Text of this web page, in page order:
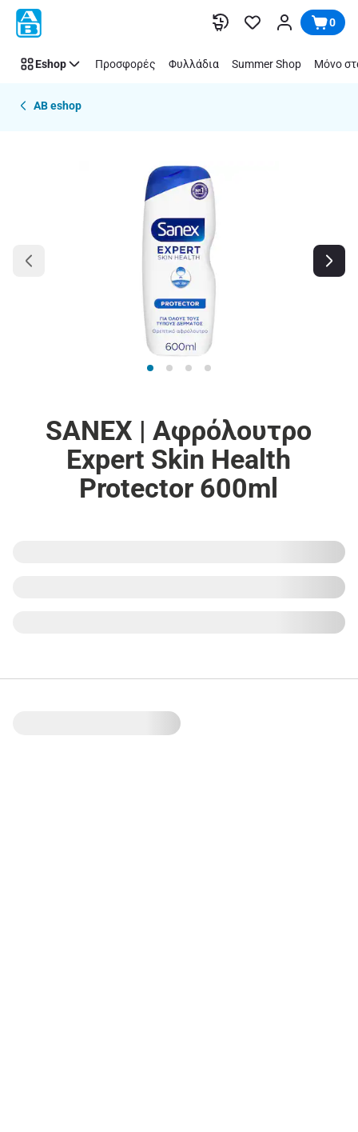
Παράλειψη 0
Eshop Προσφορές Φυλλάδια Summer Shop Μόνο
AB eshop
SANEX | Αφρόλουτρο
Expert Skin Health
Protector 600ml